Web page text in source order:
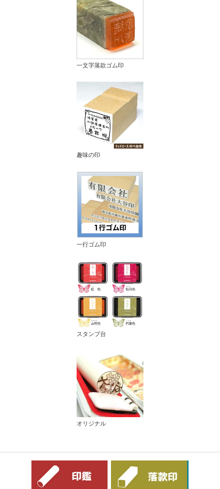
一文字落款ゴム印
趣味の印
一行ゴム印
スタンプ台
オリジナル